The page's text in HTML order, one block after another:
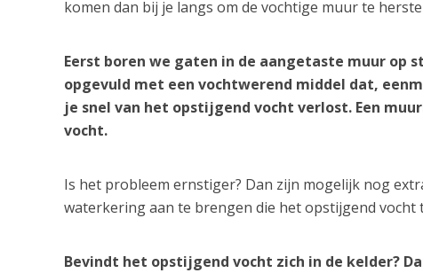
komen dan bij je langs om de vochtige muur te
Eerst boren we gaten in de aangetaste muur op
opgevuld met een vochtwerend middel dat,
je snel van het opstijgend vocht verlost. Een
vocht.
Is het probleem ernstiger? Dan zijn mogelijk nog
waterkering aan te brengen die het opstijgend
Bevindt het opstijgend vocht zich in de kelder?